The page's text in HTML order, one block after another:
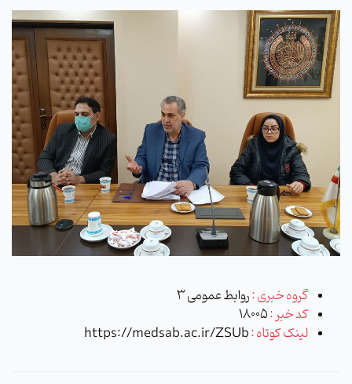
گروه خبری :روابط عمومی 3
کد خبر :18005
لینک کوتاه :https://medsab.ac.ir/ZSUb